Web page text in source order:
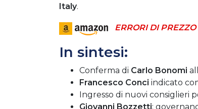
Italy.
ERRORI DI
In sintesi:
Conferma di Carlo Bonomi
Francesco Conci indicato
Ingresso di nuovi consiglieri
Giovanni Bozzetti: